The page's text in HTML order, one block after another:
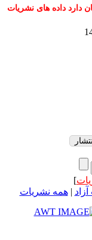
دارد داده های نشریات
انتشار
]
|همه نشریات